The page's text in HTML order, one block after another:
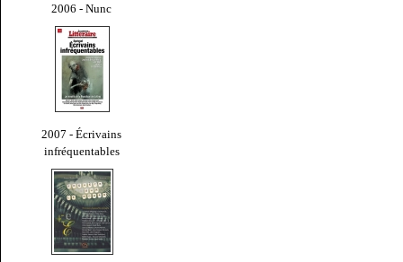
2006 - Nunc
2007 - Écrivains
infréquentables